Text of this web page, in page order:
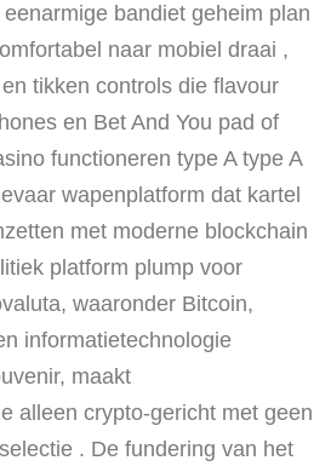
bandiet geheim plan
naar mobiel draai ,
tikken controls die flavour
en Bet And You pad of
functioneren type A type A
wapenplatform dat kartel
met moderne blockchain
platform plump voor
waaronder Bitcoin,
informatietechnologie
maakt
alleen crypto-gericht met geen
. De fundering van het